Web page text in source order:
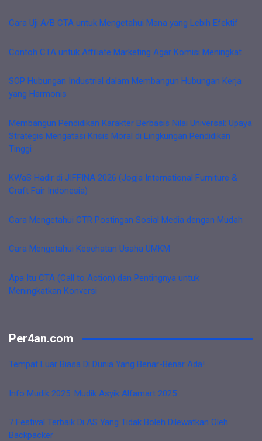
Cara Uji A/B CTA untuk Mengetahui Mana yang Lebih Efektif
Contoh CTA untuk Affiliate Marketing Agar Komisi Meningkat
SOP Hubungan Industrial dalam Membangun Hubungan Kerja
yang Harmonis
Membangun Pendidikan Karakter Berbasis Nilai Universal: Upaya
Strategis Mengatasi Krisis Moral di Lingkungan Pendidikan
Tinggi
KWaS Hadir di JIFFINA 2026 (Jogja International Furniture &
Craft Fair Indonesia)
Cara Mengetahui CTR Postingan Sosial Media dengan Mudah
Cara Mengetahui Kesehatan Usaha UMKM
Apa Itu CTA (Call to Action) dan Pentingnya untuk
Meningkatkan Konversi
Per4an.com
Tempat Luar Biasa Di Dunia Yang Benar-Benar Ada!
Info Mudik 2025: Mudik Asyik Alfamart 2025
7 Festival Terbaik Di AS Yang Tidak Boleh Dilewatkan Oleh
Backpacker